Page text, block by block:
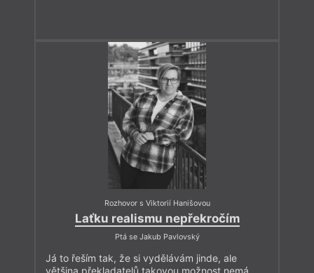
Rozhovor s Viktorií Hanišovou
Laťku realismu nepřekročím
Ptá se Jakub Pavlovský
Já to řeším tak, že si vydělávám jinde, ale